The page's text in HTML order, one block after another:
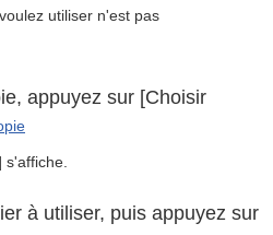
utiliser n'est pas
appuyez sur [Choisir
à utiliser, puis appuyez sur